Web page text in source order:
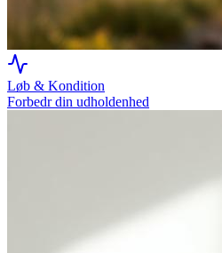
Løb & Kondition
Forbedr din udholdenhed